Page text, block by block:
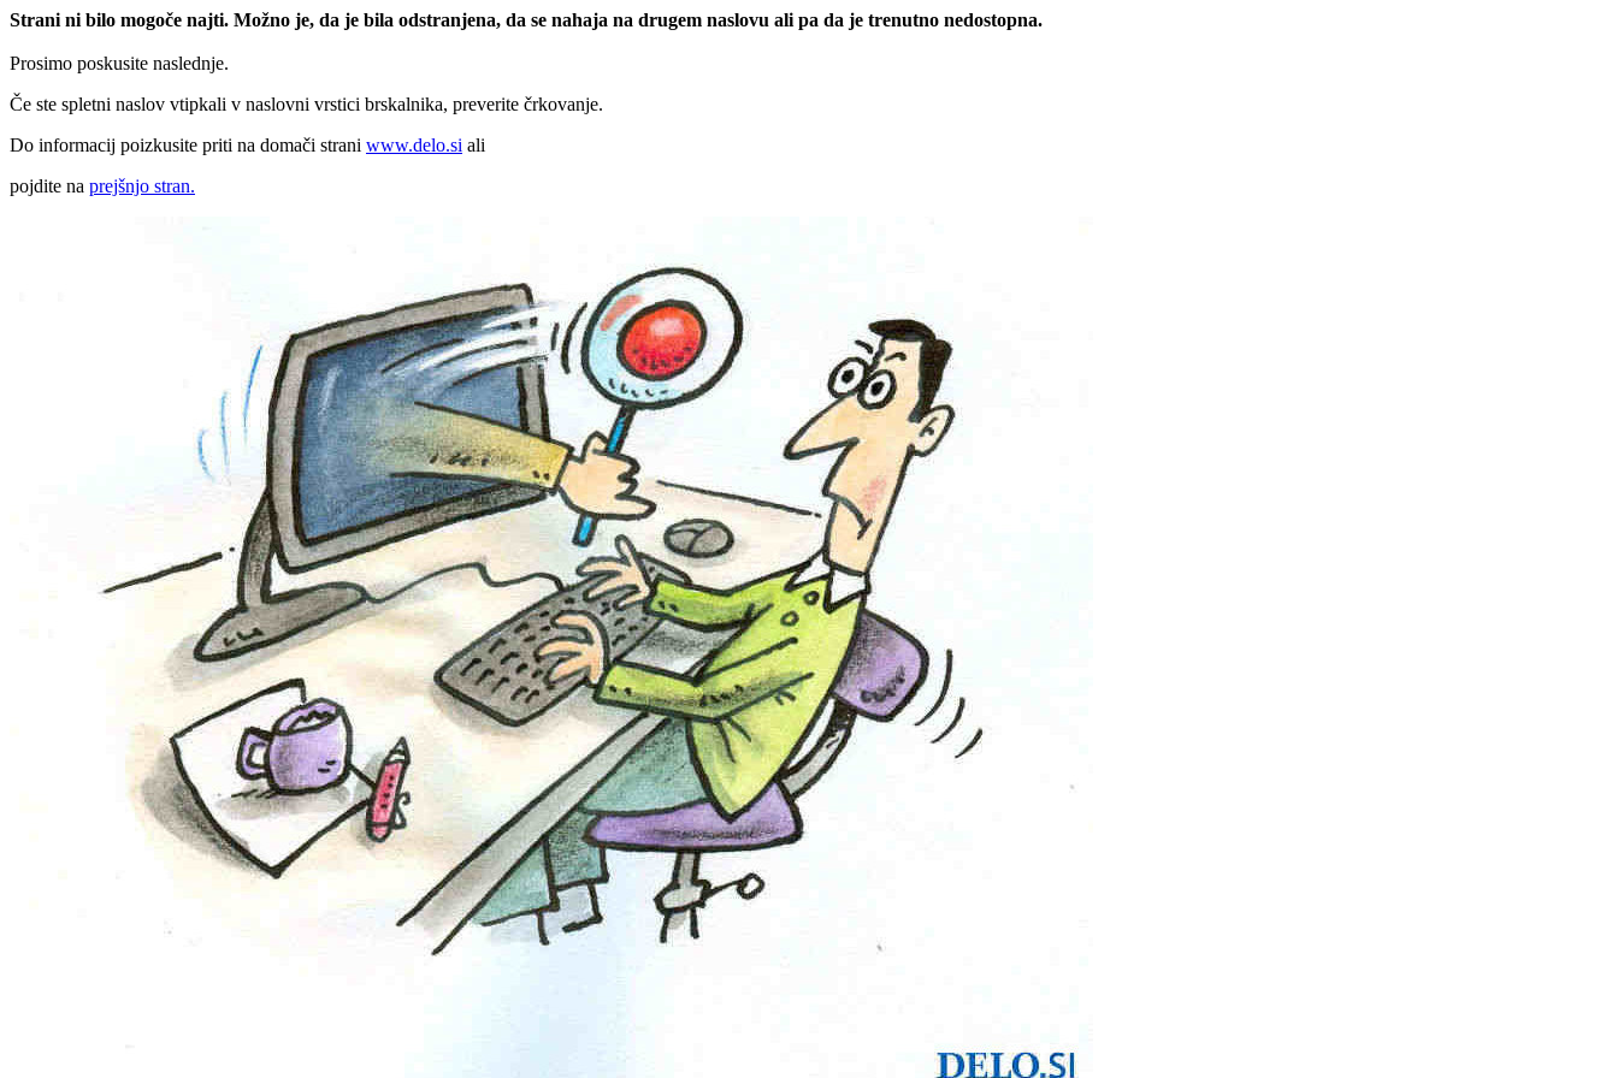
Strani ni bilo mogoče najti. Možno je, da je bila odstranjena, da se nahaja na drugem naslovu ali pa da je trenutno nedostopna.
Prosimo poskusite naslednje.
Če ste spletni naslov vtipkali v naslovni vrstici brskalnika, preverite črkovanje.
Do informacij poizkusite priti na domači strani www.delo.si ali
pojdite na prejšnjo stran.